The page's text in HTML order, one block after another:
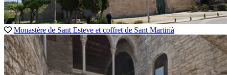
Monastère de Sant Esteve et coffret de Sant Martirià